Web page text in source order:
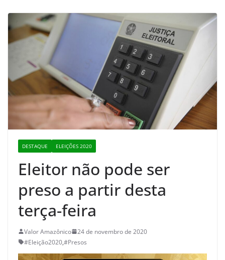
DESTAQUE ELEIÇÕES 2020
Eleitor não pode ser
preso a partir desta
terça-feira
Valor Amazônico
24 de novembro de 2020
#Eleição2020,#Presos